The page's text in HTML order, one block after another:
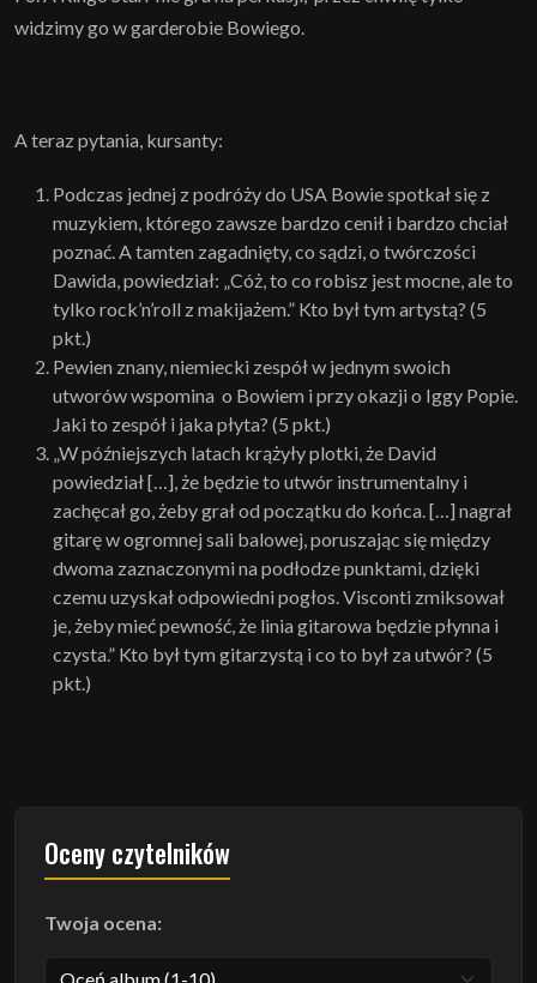
widzimy go w garderobie Bowiego.
A teraz pytania, kursanty:
Podczas jednej z podróży do USA Bowie spotkał się z
muzykiem, którego zawsze bardzo cenił i bardzo chciał
poznać. A tamten zagadnięty, co sądzi, o twórczości
Dawida, powiedział: „Cóż, to co robisz jest mocne, ale to
tylko rock’n’roll z makijażem.” Kto był tym artystą? (5
pkt.)
Pewien znany, niemiecki zespół w jednym swoich
utworów wspomina o Bowiem i przy okazji o Iggy Popie.
Jaki to zespół i jaka płyta? (5 pkt.)
„W późniejszych latach krążyły plotki, że David
powiedział […], że będzie to utwór instrumentalny i
zachęcał go, żeby grał od początku do końca. […] nagrał
gitarę w ogromnej sali balowej, poruszając się między
dwoma zaznaczonymi na podłodze punktami, dzięki
czemu uzyskał odpowiedni pogłos. Visconti zmiksował
je, żeby mieć pewność, że linia gitarowa będzie płynna i
czysta.” Kto był tym gitarzystą i co to był za utwór? (5
pkt.)
Oceny czytelników
Twoja ocena: